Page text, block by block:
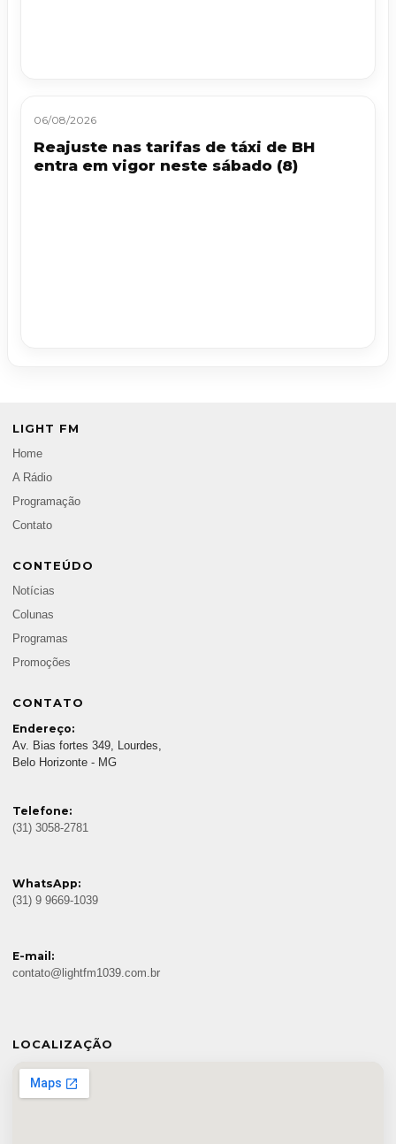
06/08/2026
Reajuste nas tarifas de táxi de BH
entra em vigor neste sábado (8)
LIGHT FM
Home
A Rádio
Programação
Contato
CONTEÚDO
Notícias
Colunas
Programas
Promoções
CONTATO
Endereço:
Av. Bias fortes 349, Lourdes,
Belo Horizonte - MG
Telefone:
(31) 3058-2781
WhatsApp:
(31) 9 9669-1039
E-mail:
contato@lightfm1039.com.br
LOCALIZAÇÃO